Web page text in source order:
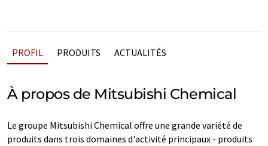
PROFIL PRODUITS ACTUALITÉS
À propos de Mitsubishi Chemical
Le groupe Mitsubishi Chemical offre une grande variété de
produits dans trois domaines d'activité principaux - produits